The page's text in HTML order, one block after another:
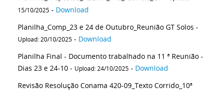
15/10/2025 - Download
Planilha_Comp_23 e 24 de Outubro_Reunião GT Solos -
Upload: 20/10/2025 - Download
Planilha Final - Documento trabalhado na 11 ª Reunião -
Dias 23 e 24-10 - Upload: 24/10/2025 - Download
Revisão Resolução Conama 420-09_Texto Corrido_10ª